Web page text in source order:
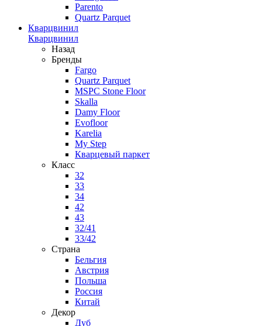
Parento
Quartz Parquet
Кварцвинил
Кварцвинил
Назад
Бренды
Fargo
Quartz Parquet
MSPC Stone Floor
Skalla
Damy Floor
Evofloor
Karelia
My Step
Кварцевый паркет
Класс
32
33
34
42
43
32/41
33/42
Страна
Бельгия
Австрия
Польша
Россия
Китай
Декор
Дуб